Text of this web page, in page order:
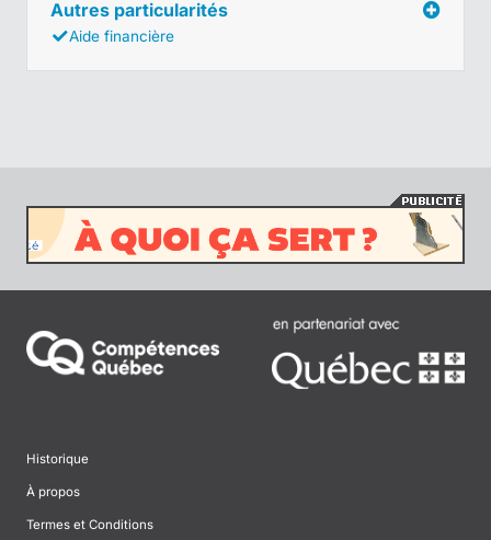
Autres particularités
Aide financière
Historique
À propos
Termes et Conditions